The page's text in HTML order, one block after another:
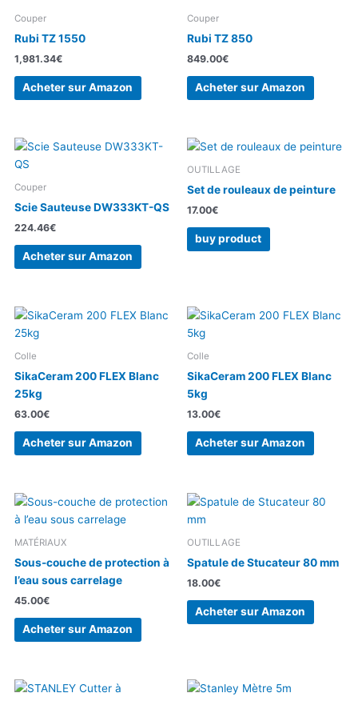
Couper
Rubi TZ 1550
1,981.34€
Acheter sur Amazon
Couper
Rubi TZ 850
849.00€
Acheter sur Amazon
Couper
Scie Sauteuse DW333KT-QS
224.46€
Acheter sur Amazon
OUTILLAGE
Set de rouleaux de peinture
17.00€
buy product
Colle
SikaCeram 200 FLEX Blanc
25kg
63.00€
Acheter sur Amazon
Colle
SikaCeram 200 FLEX Blanc
5kg
13.00€
Acheter sur Amazon
MATÉRIAUX
Sous-couche de protection à
l’eau sous carrelage
45.00€
Acheter sur Amazon
OUTILLAGE
Spatule de Stucateur 80 mm
18.00€
Acheter sur Amazon